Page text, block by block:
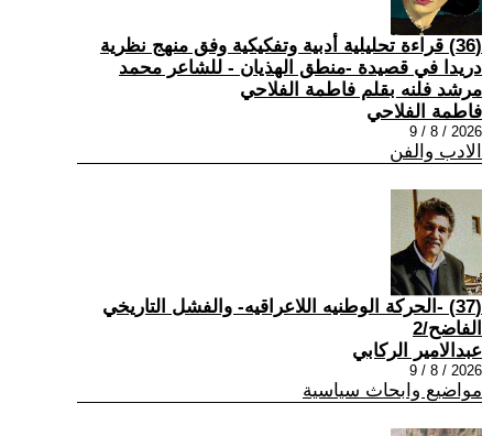
(36) قراءة تحليلية أدبية وتفكيكية وفق منهج نظرية
دريدا في قصيدة -منطق الهذيان - للشاعر محمد
مرشد فلنه بقلم فاطمة الفلاحي
فاطمة الفلاحي
2026 / 8 / 9
الادب والفن
(37) -الحركة الوطنيه اللاعراقيه- والفشل التاريخي
الفاضح/2
عبدالامير الركابي
2026 / 8 / 9
مواضيع وابحاث سياسية